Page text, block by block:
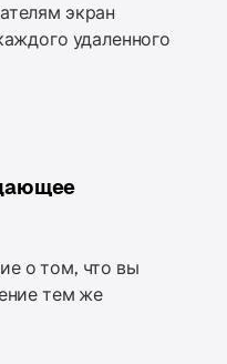
экран
удаленного
о том, что вы
тем же